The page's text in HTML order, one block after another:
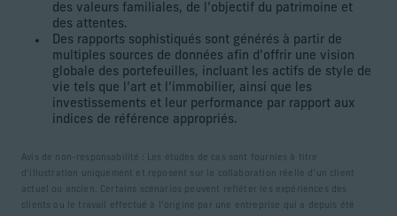
des valeurs familiales, de l’objectif du patrimoine et
des attentes.
Des rapports sophistiqués sont générés à partir de
multiples sources de données afin d’offrir une vision
globale des portefeuilles, incluant les actifs de style de
vie tels que l’art et l’immobilier, ainsi que les
investissements et leur performance par rapport aux
indices de référence appropriés.
Avis de non-responsabilité : Les études de cas sont fournies à titre
d’illustration uniquement et reposent sur la collaboration réelle d’un client
actuel ou ancien. Certains scénarios peuvent refléter les expériences des
clients ou le travail effectué à l’origine par une entreprise qui a depuis été